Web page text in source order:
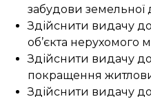
забудови земельної
Здійснити видачу
об’єкта нерухомого
Здійснити видачу
покращення
Здійснити видачу